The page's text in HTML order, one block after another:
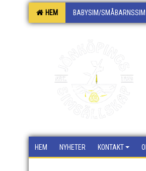
HEM BABYSIM/SMÅBARNSSIM
HEM NYHETER KONTAKT